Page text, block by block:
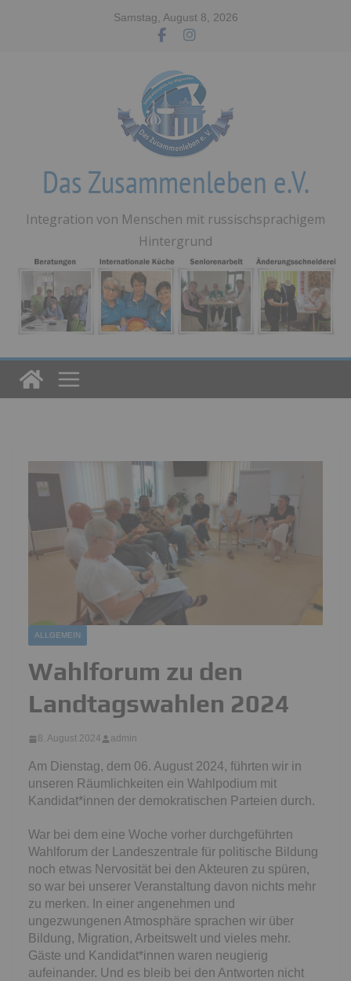
Samstag, August 8, 2026
Das Zusammenleben e.V.
Integration von Menschen mit russischsprachigem
Hintergrund
ALLGEMEIN
Wahlforum zu den
Landtagswahlen 2024
8. August 2024 admin
Am Dienstag, dem 06. August 2024, führten wir in
unseren Räumlichkeiten ein Wahlpodium mit
Kandidat*innen der demokratischen Parteien durch.
War bei dem eine Woche vorher durchgeführten
Wahlforum der Landeszentrale für politische Bildung
noch etwas Nervosität bei den Akteuren zu spüren,
so war bei unserer Veranstaltung davon nichts mehr
zu merken. In einer angenehmen und
ungezwungenen Atmosphäre sprachen wir über
Bildung, Migration, Arbeitswelt und vieles mehr.
Gäste und Kandidat*innen waren neugierig
aufeinander. Und es bleib bei den Antworten nicht